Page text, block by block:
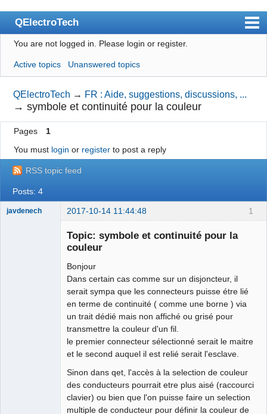
QElectroTech
Index
User list
Search
Register
Login
Site officiel
Wiki
BugTracker
Manual 0.8_cs
Google_Search
You are not logged in. Please login or register.
Active topics Unanswered topics
QElectroTech → FR : Aide, suggestions, discussions, ...
→symbole et continuité pour la couleur
Pages
1
You must login or registerto post a reply
RSS topic feed
Posts: 4
1
javdenech 2017-10-14 11:44:48
Topic: symbole et continuité pour la
couleur
Bonjour
Dans certain cas comme sur un disjoncteur, il
serait sympa que les connecteurs puisse étre lié
en terme de continuité ( comme une borne ) via
un trait dédié mais non affiché ou grisé pour
transmettre la couleur d'un fil.
le premier connecteur sélectionné serait le maitre
et le second auquel il est relié serait l'esclave.
Sinon dans qet, l'accès à la selection de couleur
des conducteurs pourrait etre plus aisé (raccourci
clavier) ou bien que l'on puisse faire un selection
multiple de conducteur pour définir la couleur de